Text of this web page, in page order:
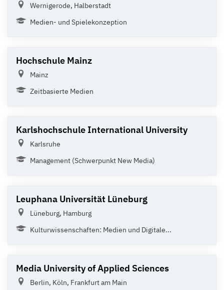
Wernigerode, Halberstadt
Medien- und Spielekonzeption
Hochschule Mainz
Mainz
Zeitbasierte Medien
Karlshochschule International University
Karlsruhe
Management (Schwerpunkt New Media)
Leuphana Universität Lüneburg
Lüneburg, Hamburg
Kulturwissenschaften: Medien und Digitale...
Media University of Applied Sciences
Berlin, Köln, Frankfurt am Main